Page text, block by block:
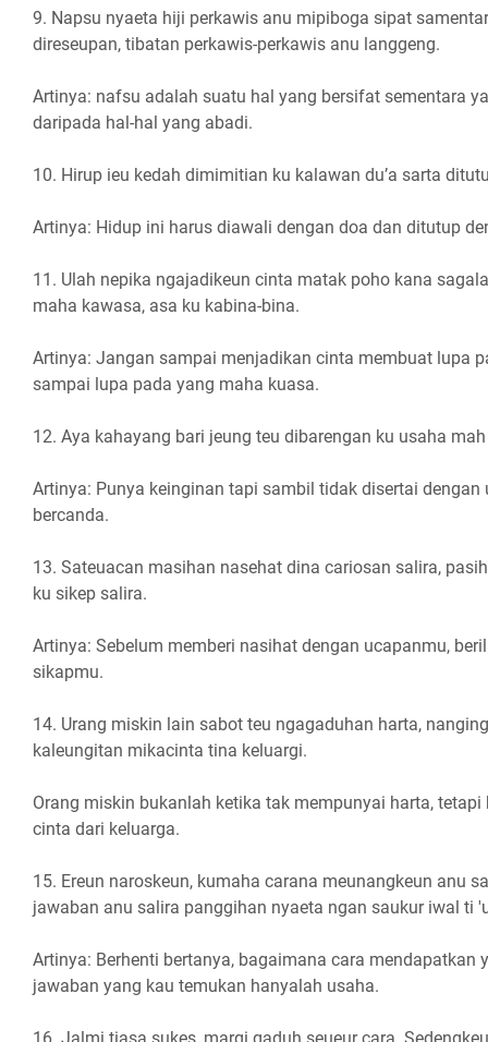
9. Napsu nyaeta hiji perkawis anu mipiboga sipat
direseupan, tibatan perkawis-perkawis anu langgeng.
Artinya: nafsu adalah suatu hal yang bersifat sementara
daripada hal-hal yang abadi.
10. Hirup ieu kedah dimimitian ku kalawan du’a sarta
Artinya: Hidup ini harus diawali dengan doa dan ditutup
11. Ulah nepika ngajadikeun cinta matak poho kana
maha kawasa, asa ku kabina-bina.
Artinya: Jangan sampai menjadikan cinta membuat lupa
sampai lupa pada yang maha kuasa.
12. Aya kahayang bari jeung teu dibarengan ku usaha
Artinya: Punya keinginan tapi sambil tidak disertai dengan
bercanda.
13. Sateuacan masihan nasehat dina cariosan salira,
ku sikep salira.
Artinya: Sebelum memberi nasihat dengan ucapanmu,
sikapmu.
14. Urang miskin lain sabot teu ngagaduhan harta,
kaleungitan mikacinta tina keluargi.
Orang miskin bukanlah ketika tak mempunyai harta,
cinta dari keluarga.
15. Ereun naroskeun, kumaha carana meunangkeun anu
jawaban anu salira panggihan nyaeta ngan saukur iwal ti
Artinya: Berhenti bertanya, bagaimana cara mendapatkan
jawaban yang kau temukan hanyalah usaha.
16. Jalmi tiasa sukes, margi gaduh seueur cara.